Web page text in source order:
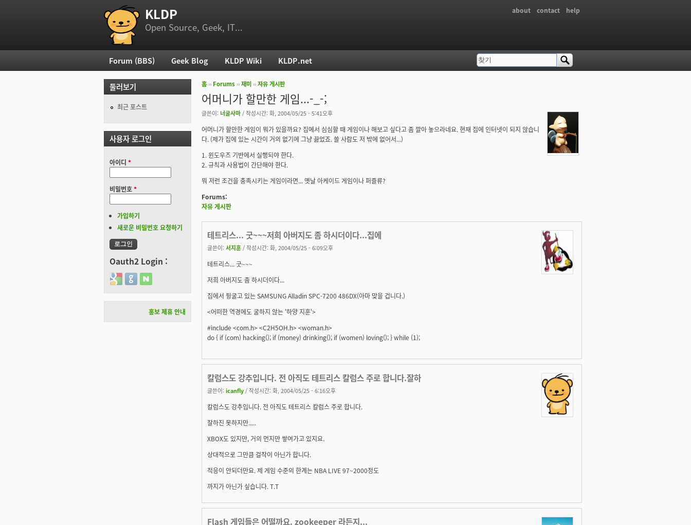
부 메뉴
about contact help
KLDP
Open Source, Geek, IT...
현재 위치
홈 ›› Forums ››재미 ››자유 게시판
어머니가 할만한 게임...-_-;
글쓴이: 너굴사마 / 작성시간: 화, 2004/05/25 - 5:41오후
어머니가 할만한 게임이 뭐가 있을까요? 집에서 심심할 때 게임이나 해보고 싶다고 좀 깔아 놓으라네요. 현재 집에 인터넷이 되지 않습니
다. (제가 집에 있는 시간이 거의 없기에 그냥 끓었죠. 쓸 사람도 저 밖에 없어서...)
1. 윈도우즈 기반에서 실행되야 한다.
2. 규칙과 사용법이 간단해야 한다.
뭐 저런 조건을 충족시키는 게임이라면... 옛날 아케이드 게임이나 퍼즐류?
Forums:
자유 게시판
테트리스... 굿~~~저희 아버지도 좀 하시더이다...집에
글쓴이: 서지훈 / 작성시간: 화, 2004/05/25 - 6:09오후
테트리스... 굿~~~
저희 아버지도 좀 하시더이다...
집에서 뒹굴고 있는 SAMSUNG Alladin SPC-7200 486DX(아마 맞을 겁니다.)
<어떠한 역경에도 굴하지 않는 '하양 지훈'>
#include <com.h> <C2H5OH.h> <woman.h>
do { if (com) hacking(); if (money) drinking(); if (women) loving(); } while (1);
칼럼스도 강추입니다. 전 아직도 테트리스 칼럼스 주로 합니다.잘하
글쓴이: icanfly / 작성시간: 화, 2004/05/25 - 6:16오후
칼럼스도 강추입니다. 전 아직도 테트리스 칼럼스 주로 합니다.
잘하진 못하지만.....
XBOX도 있지만, 거의 먼지만 쌓여가고 있지요.
상대적으로 그만큼 걸작이 아닌가 합니다.
적응이 안되더만요. 제 게임 수준의 한계는 NBA LIVE 97~2000정도
까지가 아닌가 싶습니다. T.T
Flash 게임들은 어떨까요. zookeeper 라든지...
주 메뉴
Forum (BBS) Geek Blog KLDP Wiki KLDP.net 검색 폼
찾기
둘러보기
최근 포스트
사용자 로그인
아이디 *
비밀번호*
가입하기
새로운 비밀번호 요청하기
Oauth2 Login :
Login with Google
Login with GitHub
Login with Naver
홍보 제휴 안내